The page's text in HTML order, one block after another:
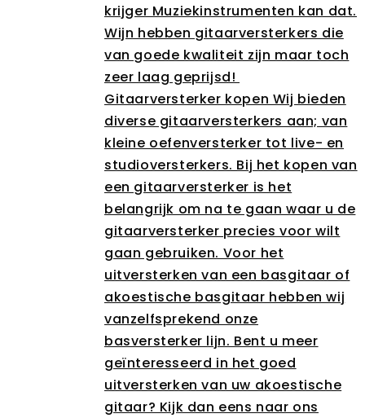
krijger Muziekinstrumenten kan dat.
Wijn hebben gitaarversterkers die
van goede kwaliteit zijn maar toch
zeer laag geprijsd!
Gitaarversterker kopen Wij bieden
diverse gitaarversterkers aan; van
kleine oefenversterker tot live- en
studioversterkers. Bij het kopen van
een gitaarversterker is het
belangrijk om na te gaan waar u de
gitaarversterker precies voor wilt
gaan gebruiken. Voor het
uitversterken van een basgitaar of
akoestische basgitaar hebben wij
vanzelfsprekend onze
basversterker lijn. Bent u meer
geïnteresseerd in het goed
uitversterken van uw akoestische
gitaar? Kijk dan eens naar ons